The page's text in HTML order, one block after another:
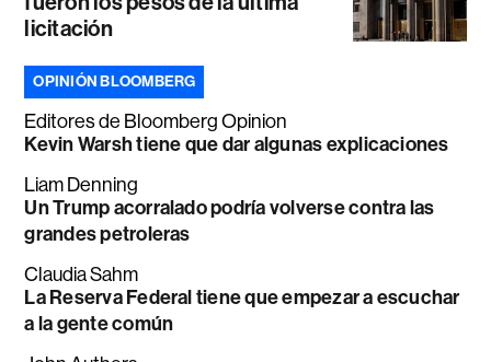
licitación
OPINIÓN BLOOMBERG
Editores de Bloomberg Opinion
Kevin Warsh tiene que dar algunas explicaciones
Liam Denning
Un Trump acorralado podría volverse contra las
grandes petroleras
Claudia Sahm
La Reserva Federal tiene que empezar a escuchar
a la gente común